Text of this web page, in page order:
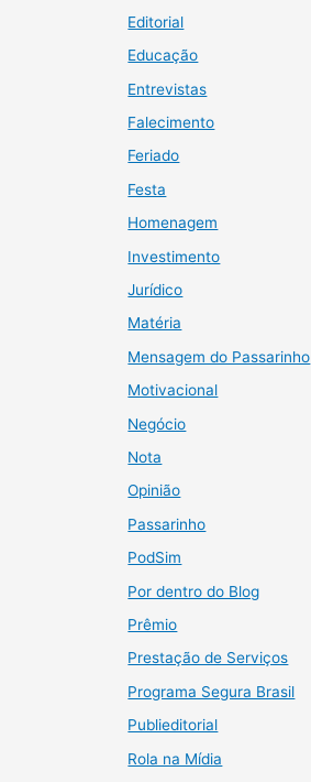
Editorial
Educação
Entrevistas
Falecimento
Feriado
Festa
Homenagem
Investimento
Jurídico
Matéria
Mensagem do Passarinho
Motivacional
Negócio
Nota
Opinião
Passarinho
PodSim
Por dentro do Blog
Prêmio
Prestação de Serviços
Programa Segura Brasil
Publieditorial
Rola na Mídia